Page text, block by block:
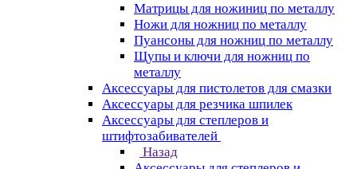
Матрицы для ножиниц по металлу
Ножи для ножниц по металлу
Пуансоны для ножниц по металлу
Щупы и ключи для ножниц по
металлу
Аксессуары для пистолетов для смазки
Аксессуары для резчика шпилек
Аксессуары для степлеров и
штифтозабивателей
Назад